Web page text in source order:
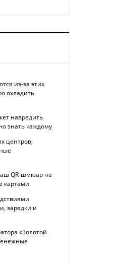
из-за этих
охладить
навредить
знать каждому
центров,
QR-шмюар не
картами
зарядки и
«Золотой